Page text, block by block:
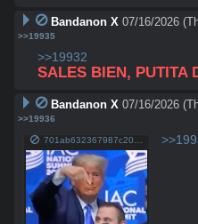
Bandanon X 07/16/2026
>>19935
>>19932
SALES BIEN, PUTITA
Bandanon X 07/16/2026
>>19936